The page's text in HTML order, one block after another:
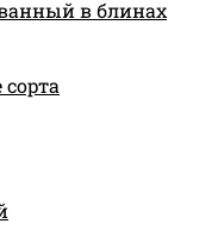
в блинах